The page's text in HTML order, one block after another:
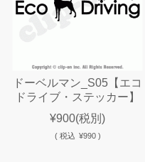
ドーベルマン_S05【エコ
ドライブ・ステッカー】
¥900(税別)
( 税込 ¥990 )